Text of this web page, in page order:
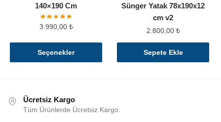
140×190 Cm
3.990,00 ₺
Seçenekler
Bu
ürünün
var.
Sünger Yatak 78x190x12
cm v2
2.800,00 ₺
Sepete Ekle
Ücretsiz Kargo
Tüm Ürünlerde Ücretsiz Kargo.